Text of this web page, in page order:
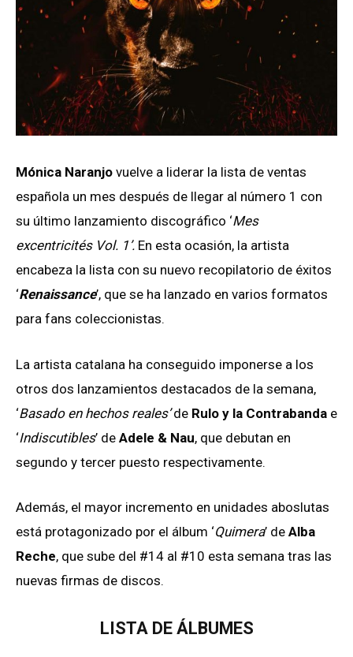
Mónica Naranjo vuelve a liderar la lista de ventas
española un mes después de llegar al número 1 con
su último lanzamiento discográfico ‘Mes
excentricités Vol. 1’. En esta ocasión, la artista
encabeza la lista con su nuevo recopilatorio de éxitos
‘Renaissance’, que se ha lanzado en varios formatos
para fans coleccionistas.
La artista catalana ha conseguido imponerse a los
otros dos lanzamientos destacados de la semana,
‘Basado en hechos reales’de Rulo y la Contrabanda e
‘Indiscutibles’ de Adele & Nau, que debutan en
segundo y tercer puesto respectivamente.
Además, el mayor incremento en unidades aboslutas
está protagonizado por el álbum ‘Quimera’ de Alba
Reche, que sube del #14 al #10 esta semana tras las
nuevas firmas de discos.
LISTA DE ÁLBUMES